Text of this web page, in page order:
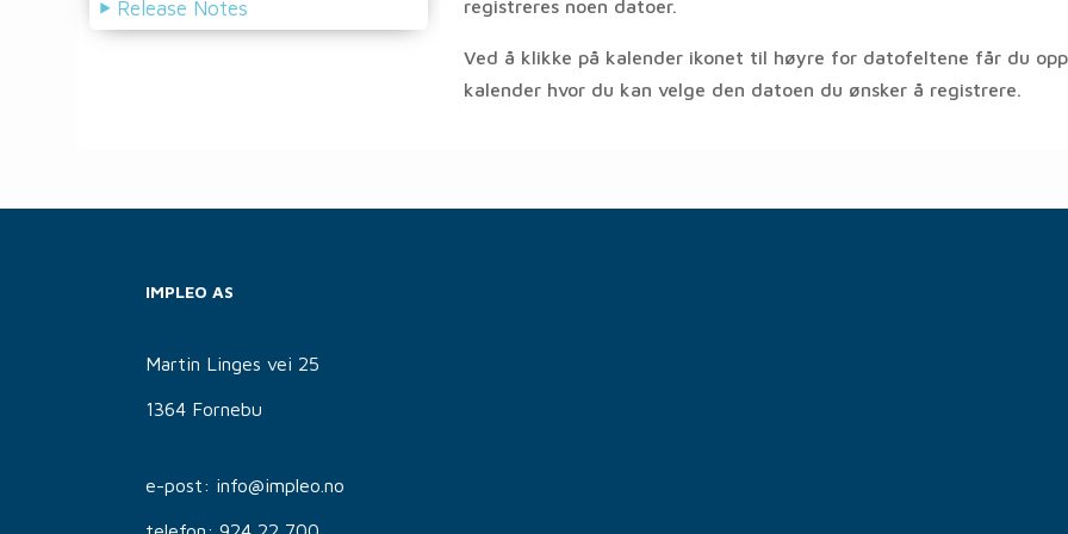
Release Notes
registreres noen datoer.
Ved å klikke på kalender ikonet til høyre for datofeltene får du
kalender hvor du kan velge den datoen du ønsker å registrere.
IMPLEO AS
Martin Linges vei 25
1364 Fornebu
e-post: info@impleo.no